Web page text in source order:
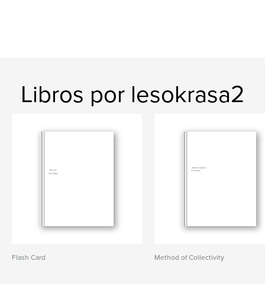
Libros por lesokrasa2
Flash Card Method of Collectivity